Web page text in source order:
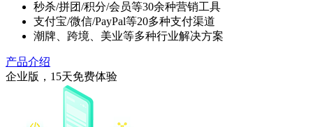
秒杀/拼团/积分/会员等30余种营销工具
支付宝/微信/PayPal等20多种支付渠道
潮牌、跨境、美业等多种行业解决方案
产品介绍
企业版，15天免费体验